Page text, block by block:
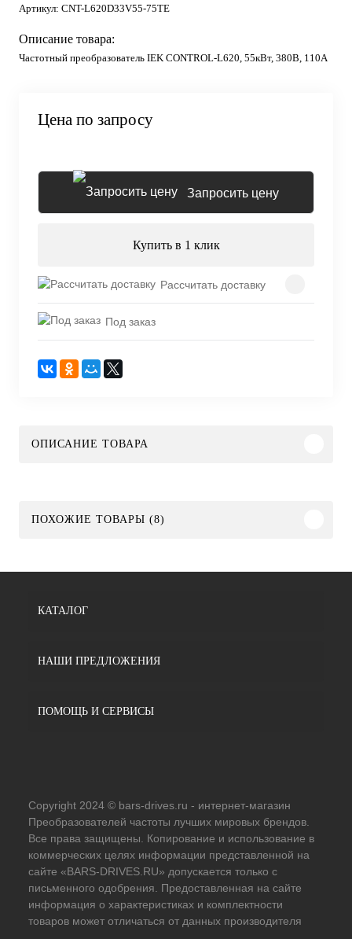
Артикул: CNT-L620D33V55-75TE
Описание товара:
Частотный преобразователь IEK CONTROL-L620, 55кВт, 380В, 110А
Цена по запросу
Запросить цену
Купить в 1 клик
Рассчитать доставку
Под заказ
ОПИСАНИЕ ТОВАРА
ПОХОЖИЕ ТОВАРЫ (8)
КАТАЛОГ
НАШИ ПРЕДЛОЖЕНИЯ
ПОМОЩЬ И СЕРВИСЫ
Copyright 2024 © bars-drives.ru - интернет-магазин
Преобразователей частоты лучших мировых брендов.
Все права защищены. Копирование и использование в
коммерческих целях информации представленной на
сайте «BARS-DRIVES.RU» допускается только с
письменного одобрения. Предоставленная на сайте
информация о характеристиках и комплектности
товаров может отличаться от данных производителя